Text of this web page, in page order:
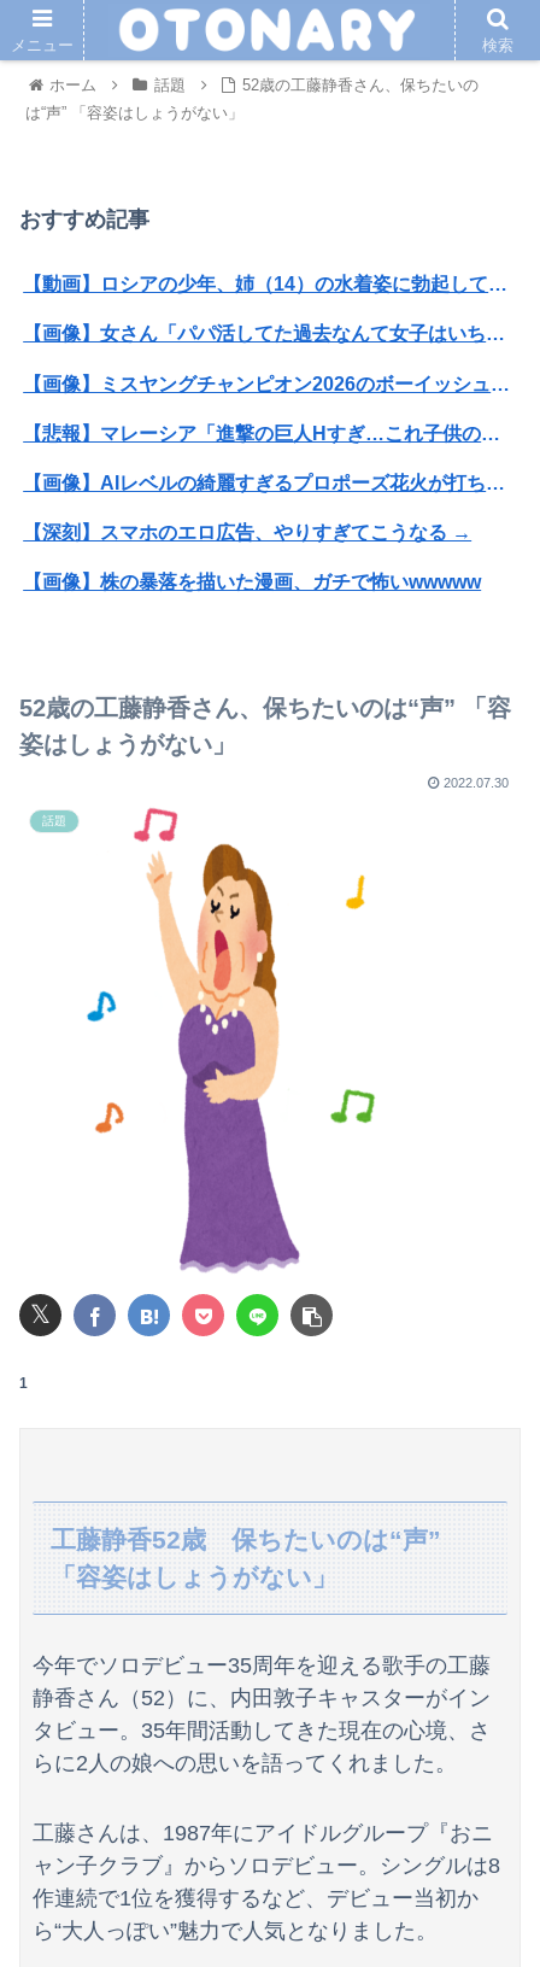
ホーム 話題
52歳の工藤静香さん、保ちたいの
は“声” 「容姿はしょうがない」
おすすめ記事
【動画】ロシアの少年、姉（14）の水着姿に勃起してしまうｗｗｗｗｗｗ
【画像】女さん「パパ活してた過去なんて女子はいちいち覚えてないから」ｗｗｗｗｗｗ
【画像】ミスヤングチャンピオン2026のボーイッシュお胸ｗｗｗｗｗｗｗｗｗｗｗｗｗｗｗｗｗｗｗｗ
【悲報】マレーシア「進撃の巨人Hすぎ…これ子供の教育に悪いだろ」
【画像】AIレベルの綺麗すぎるプロポーズ花火が打ち上がる㊗🎇
【深刻】スマホのエロ広告、やりすぎてこうなる →
【画像】株の暴落を描いた漫画、ガチで怖いwwwww
【衝撃】『スパイダーマン：ブランニュー・デイ』興行収入2622億円、2週目も好調
レインボー池田、超美人女子アナと結婚wwwwwww
【動画】急病人？横須賀の国道16号でおかしな事故が撮影される。
52歳の工藤静香さん、保ちたいのは“声” 「容
姿はしょうがない」
2022.07.30
話題
𝕏
1
工藤静香52歳 保ちたいのは“声”
「容姿はしょうがない」
今年でソロデビュー35周年を迎える歌手の工藤
静香さん（52）に、内田敦子キャスターがイン
タビュー。35年間活動してきた現在の心境、さ
らに2人の娘への思いを語ってくれました。
工藤さんは、1987年にアイドルグループ『おニ
ャン子クラブ』からソロデビュー。シングルは8
作連続で1位を獲得するなど、デビュー当初か
ら“大人っぽい”魅力で人気となりました。
メニュー 検索